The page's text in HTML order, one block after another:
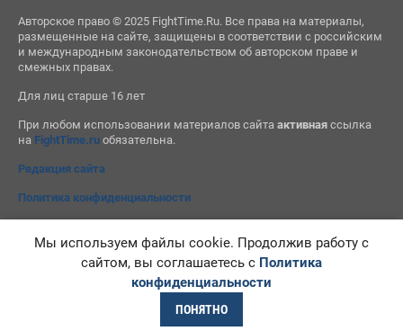
Авторское право © 2025 FightTime.Ru. Все права на материалы,
размещенные на сайте, защищены в соответствии с российским
и международным законодательством об авторском праве и
смежных правах.
Для лиц старше 16 лет
При любом использовании материалов сайта активнаяссылка
на FightTime.ruобязательна.
Редакция сайта
Политика конфиденциальности
Мы используем файлы cookie. Продолжив работу с
сайтом, вы соглашаетесь с Политика
конфиденциальности
ПОНЯТНО